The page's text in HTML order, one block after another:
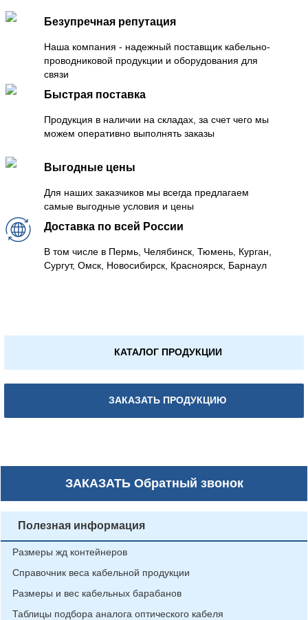
Безупречная репутация
Наша компания - надежный поставщик кабельно-
проводниковой продукции и оборудования для
связи
Быстрая поставка
Продукция в наличии на складах, за счет чего мы
можем оперативно выполнять заказы
Выгодные цены
Для наших заказчиков мы всегда предлагаем
самые выгодные условия и цены
Доставка по всей России
В том числе в Пермь, Челябинск, Тюмень, Курган,
Сургут, Омск, Новосибирск, Красноярск, Барнаул
КАТАЛОГ ПРОДУКЦИИ
ЗАКАЗАТЬ ПРОДУКЦИЮ
ЗАКАЗАТЬОбратный звонок
Полезная информация
Размеры жд контейнеров
Справочник веса кабельной продукции
Размеры и вес кабельных барабанов
Таблицы подбора аналога оптического кабеля